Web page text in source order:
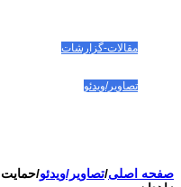
مقالات-گزارشات
تصاویر/ویدئو
صفحه اصلی/تصاویر/ویدئو/حمایت